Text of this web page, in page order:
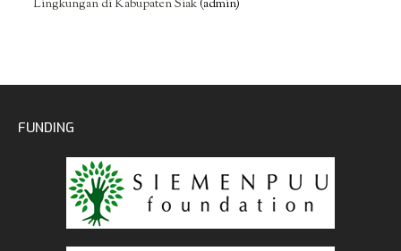
Lingkungan di Kabupaten Siak(admin)
FUNDING